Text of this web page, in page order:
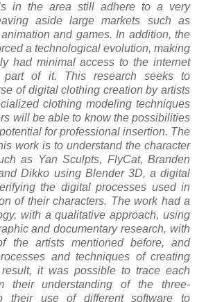
in the area still adhere to a very
aside large markets such as
and games. In addition, the
a technological evolution, making
had minimal access to the internet
part of it. This research seeks to
of digital clothing creation by artists
clothing modeling techniques
will be able to know the possibilities
for professional insertion. The
work is to understand the character
as Yan Sculpts, FlyCat, Branden
Dikko using Blender 3D, a digital
the digital processes used in
of their characters. The work had a
with a qualitative approach, using
and documentary research, with
the artists mentioned before, and
and techniques of creating
it was possible to trace each
their understanding of the three-
their use of different software to